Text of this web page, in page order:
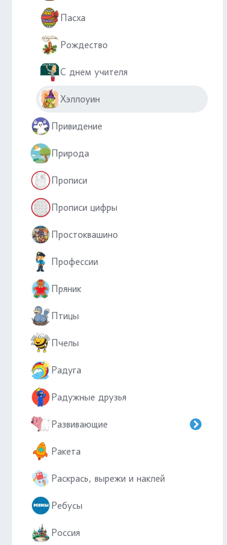
Пасха
Рождество
С днем учителя
Хэллоуин
Привидение
Природа
Прописи
Прописи цифры
Простоквашино
Профессии
Пряник
Птицы
Пчелы
Радуга
Радужные друзья
Развивающие
Ракета
Раскрась, вырежи и наклей
Ребусы
Россия